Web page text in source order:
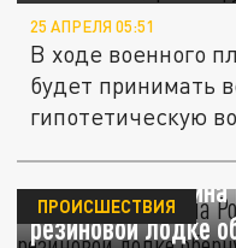
25 АПРЕЛЯ 05:51
В ходе военного
будет принимать
гипотетическую
Побег
резиновой лодке
ПРОИСШЕСТВИЯ